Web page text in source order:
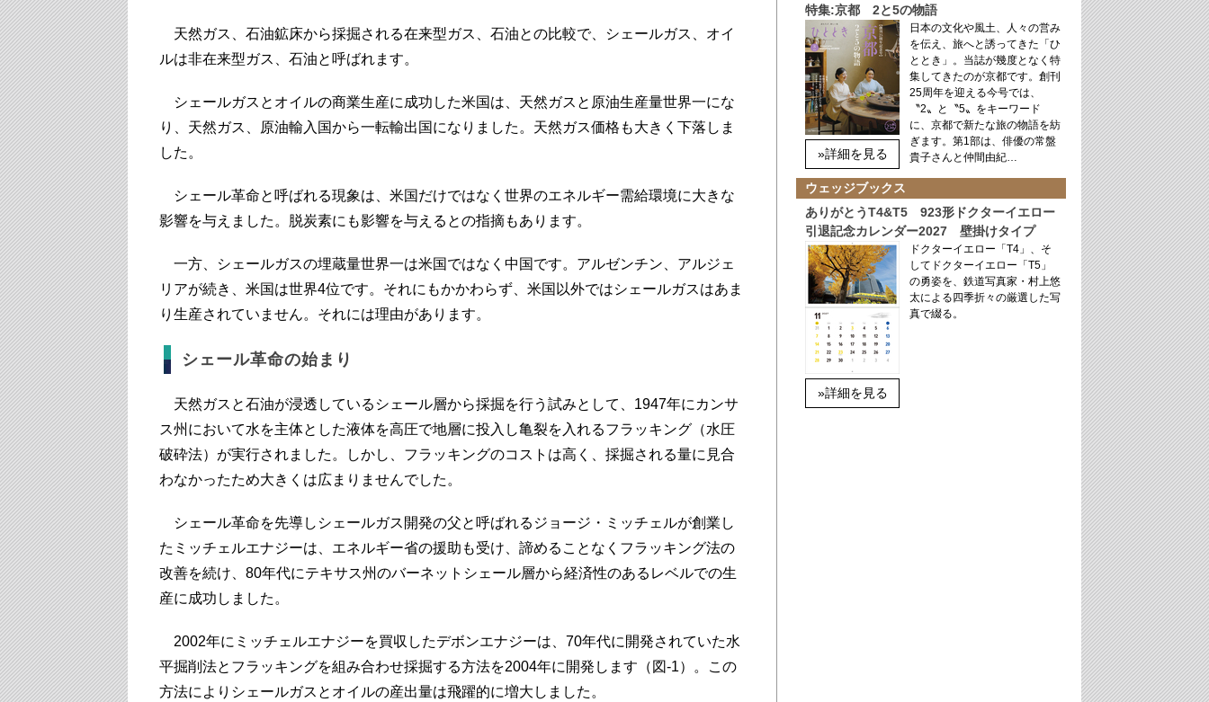
天然ガス、石油鉱床から採掘される在来型ガス、石油との比較で、シェールガス、オイ
ルは非在来型ガス、石油と呼ばれます。
シェールガスとオイルの商業生産に成功した米国は、天然ガスと原油生産量世界一にな
り、天然ガス、原油輸入国から一転輸出国になりました。天然ガス価格も大きく下落しま
した。
シェール革命と呼ばれる現象は、米国だけではなく世界のエネルギー需給環境に大きな
影響を与えました。脱炭素にも影響を与えるとの指摘もあります。
一方、シェールガスの埋蔵量世界一は米国ではなく中国です。アルゼンチン、アルジェ
リアが続き、米国は世界4位です。それにもかかわらず、米国以外ではシェールガスはあま
り生産されていません。それには理由があります。
シェール革命の始まり
天然ガスと石油が浸透しているシェール層から採掘を行う試みとして、1947年にカンサ
ス州において水を主体とした液体を高圧で地層に投入し亀裂を入れるフラッキング（水圧
破砕法）が実行されました。しかし、フラッキングのコストは高く、採掘される量に見合
わなかったため大きくは広まりませんでした。
シェール革命を先導しシェールガス開発の父と呼ばれるジョージ・ミッチェルが創業し
たミッチェルエナジーは、エネルギー省の援助も受け、諦めることなくフラッキング法の
改善を続け、80年代にテキサス州のバーネットシェール層から経済性のあるレベルでの生
産に成功しました。
2002年にミッチェルエナジーを買収したデボンエナジーは、70年代に開発されていた水
平掘削法とフラッキングを組み合わせ採掘する方法を2004年に開発します（図-1）。この
方法によりシェールガスとオイルの産出量は飛躍的に増大しました。
特集:京都 2と5の物語
»詳細を見る
日本の文化や風土、人々の営み
を伝え、旅へと誘ってきた「ひ
ととき」。当誌が幾度となく特
集してきたのが京都です。創刊
25周年を迎える今号では、
〝2〟と〝5〟をキーワード
に、京都で新たな旅の物語を紡
ぎます。第1部は、俳優の常盤
貴子さんと仲間由紀…
ウェッジブックス
ありがとうT4&T5 923形ドクターイエロー
引退記念カレンダー2027 壁掛けタイプ
»詳細を見る
ドクターイエロー「T4」、そ
してドクターイエロー「T5」
の勇姿を、鉄道写真家・村上悠
太による四季折々の厳選した写
真で綴る。